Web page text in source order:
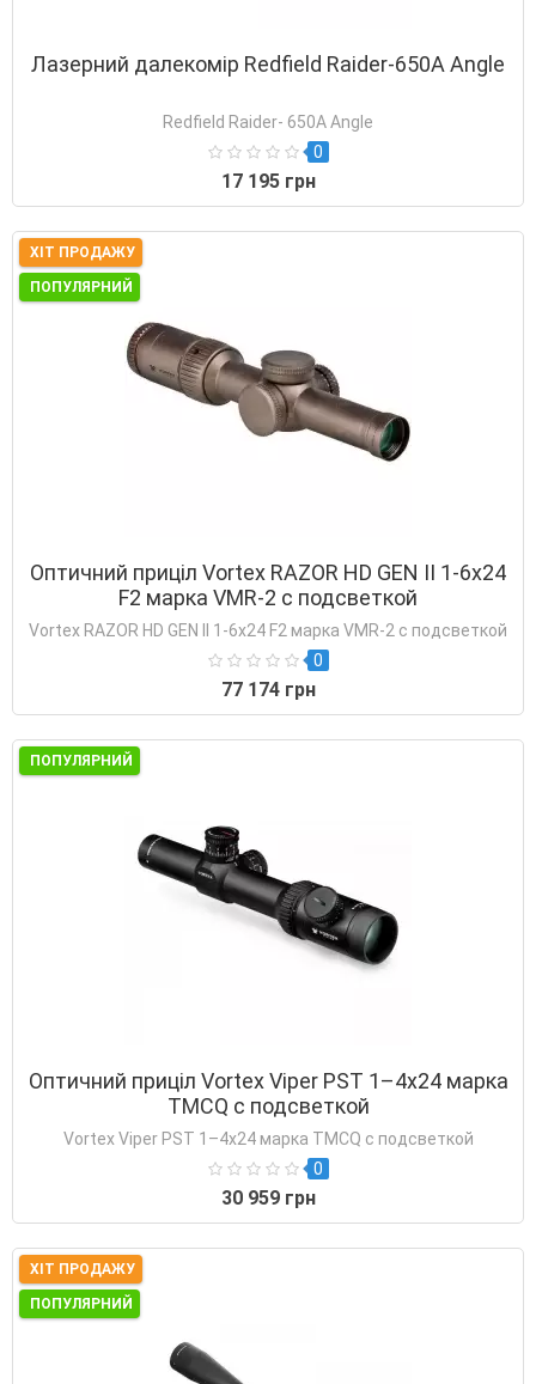
Лазерний далекомір Redfield Raider-650A Angle
Redfield Raider- 650A Angle
0
17 195 грн
ХІТ ПРОДАЖУ
ПОПУЛЯРНИЙ
Оптичний приціл Vortex RAZOR HD GEN II 1-6x24
F2 марка VMR-2 с подсветкой
Vortex RAZOR HD GEN II 1-6x24 F2 марка VMR-2 с подсветкой
0
77 174 грн
ПОПУЛЯРНИЙ
Оптичний приціл Vortex Viper PST 1–4x24 марка
TMCQ с подсветкой
Vortex Viper PST 1–4x24 марка TMCQ с подсветкой
0
30 959 грн
ХІТ ПРОДАЖУ
ПОПУЛЯРНИЙ